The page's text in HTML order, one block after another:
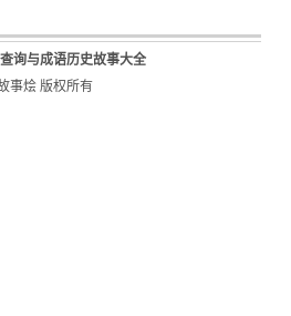
询与成语历史故事大全
事烩 版权所有